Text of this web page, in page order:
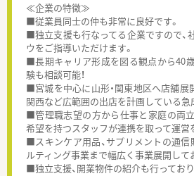
≪企業の特徴≫
■従業員同士の仲も非常に良好です。
■独立支援も行なってる企業ですので、
ウをご指導いただけます。
■長期キャリア形成を図る観点から40
験も相談可能！
■宮城を中心に山形・関東地区へ店舗展
関西など広範囲の出店を計画している急
■管理職志望の方から仕事と家庭の両
希望を持つスタッフが連携を取って運営
■スキンケア用品、サプリメントの通信
ルティング事業まで幅広く事業展開して
■独立支援、開業物件の紹介も行っており